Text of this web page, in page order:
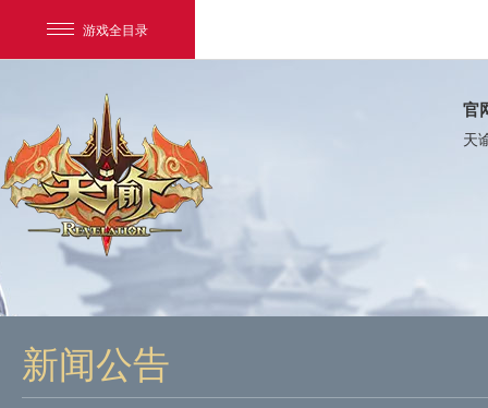
游戏全目录
网易游戏
我的足迹：
官
天
新闻公告